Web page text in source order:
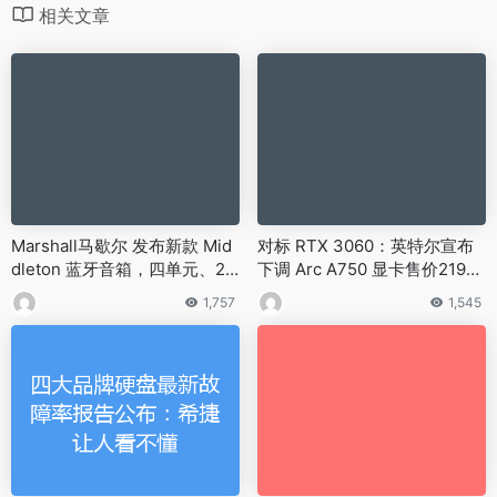
相关文章
Marshall马歇尔 发布新款 Mid
dleton 蓝牙音箱，四单元、20
小时续航、IP67防水2299元1,757
对标 RTX 3060：英特尔宣布
下调 Arc A750 显卡售价2199
元
1,545